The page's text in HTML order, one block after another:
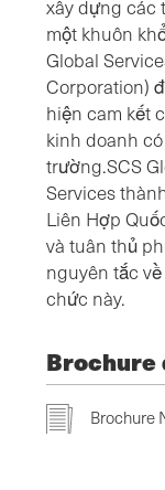
xây dựng các
một khuôn
Global
Corporation)
hiện cam kết
kinh doanh
trường.SCS
Services
Liên Hợp
và tuân thủ
nguyên tắc
chức này.
Brochure
Brochure